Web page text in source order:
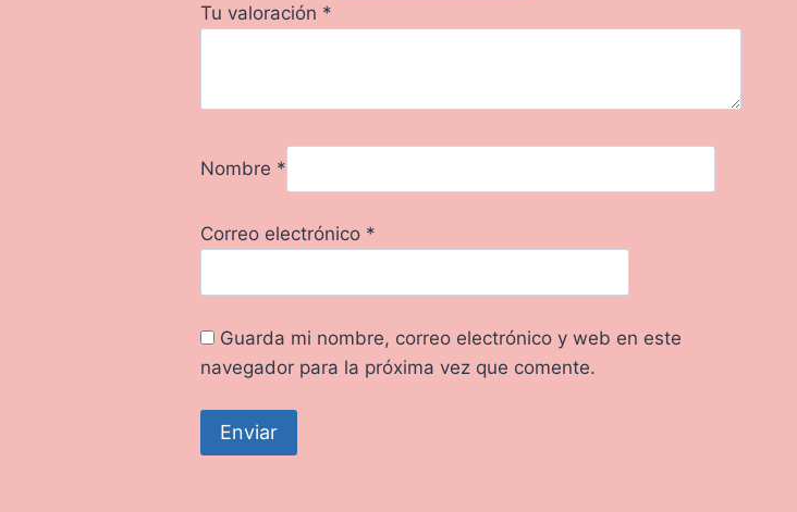
Tu valoración *
Nombre *
Correo electrónico *
Guarda mi nombre, correo electrónico y web en este
navegador para la próxima vez que comente.